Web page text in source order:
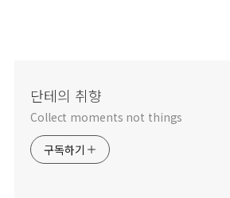
단테의 취향
Collect moments not things
구독하기